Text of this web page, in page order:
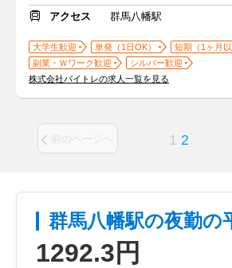
アクセス
群馬八幡駅
大学生歓迎 単発（1日OK）
短期（1ヶ月以
副業・Ｗワーク歓迎
シルバー歓迎
株式会社バイトレの求人一覧を見る
前のページへ 1 2
群馬八幡駅の夜勤の
1292.3円